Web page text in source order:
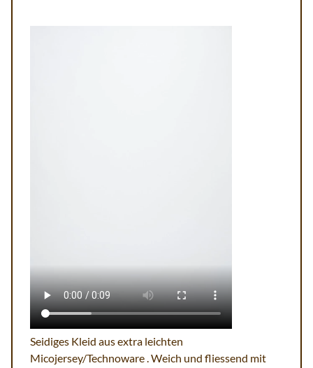
Seidiges Kleid aus extra leichten
Micojersey/Technoware . Weich und fliessend mit